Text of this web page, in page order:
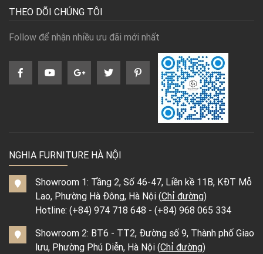
THEO DÕI CHÚNG TÔI
Follow để nhận nhiều ưu đãi mới nhất
NGHIA FURNITURE HÀ NỘI
Showroom 1: Tầng 2, Số 46-47, Liền kề 11B, KĐT Mỗ
Lao, Phường Hà Đông, Hà Nội (Chỉ đường)
Hotline: (+84) 974 718 648 - (+84) 968 065 334
Showroom 2: BT6 - TT2, Đường số 9, Thành phố Giao
lưu, Phường Phú Diễn, Hà Nội (Chỉ đường)